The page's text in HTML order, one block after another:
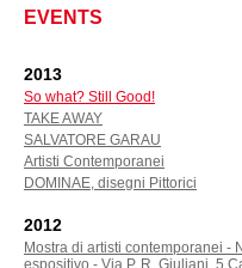
EVENTS
2013
So what? Still Good!
TAKE AWAY
SALVATORE GARAU
Artisti Contemporanei
DOMINAE, disegni Pittorici
2012
Mostra di artisti contemporanei -
espositivo - Via P. R. Giuliani, 5